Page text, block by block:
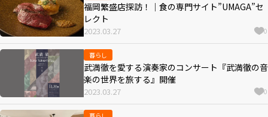
福岡繁盛店探訪！｜食の専門サイト”UMAGA”セ
レクト
2023.03.27 0
暮らし
武満徹を愛する演奏家のコンサート『武満徹の音
楽の世界を旅する』開催
2023.03.27 0